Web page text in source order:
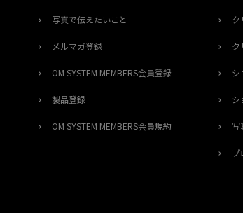
写真で伝えたいこと
メルマガ登録
OM SYSTEM MEMBERS会員登録
製品登録
OM SYSTEM MEMBERS会員規約
ク
ク
シ
シ
写
プ